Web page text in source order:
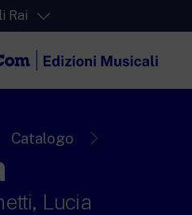
Rai
di streaming video per
digitale dei canali Radio
Catalogo
Lucia